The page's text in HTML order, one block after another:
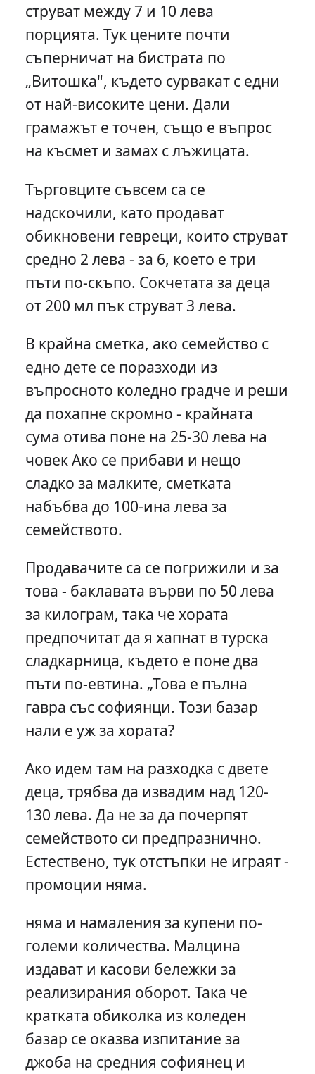
струват между 7 и 10 лева
порцията. Тук цените почти
съперничат на бистрата по
„Витошка", където сурвакат с едни
от най-високите цени. Дали
грамажът е точен, също е въпрос
на късмет и замах с лъжицата.
Търговците съвсем са се
надскочили, като продават
обикновени гевреци, които струват
средно 2 лева - за 6, което е три
пъти по-скъпо. Сокчетата за деца
от 200 мл пък струват 3 лева.
В крайна сметка, ако семейство с
едно дете се поразходи из
въпросното коледно градче и реши
да похапне скромно - крайната
сума отива поне на 25-30 лева на
човек Ако се прибави и нещо
сладко за малките, сметката
набъбва до 100-ина лева за
семейството.
Продавачите са се погрижили и за
това - баклавата върви по 50 лева
за килограм, така че хората
предпочитат да я хапнат в турска
сладкарница, където е поне два
пъти по-евтина. „Това е пълна
гавра със софиянци. Този базар
нали е уж за хората?
Ако идем там на разходка с двете
деца, трябва да извадим над 120-
130 лева. Да не за да почерпят
семейството си предпразнично.
Естествено, тук отстъпки не играят -
промоции няма.
няма и намаления за купени по-
големи количества. Малцина
издават и касови бележки за
реализирания оборот. Така че
кратката обиколка из коледен
базар се оказва изпитание за
джоба на средния софиянец и